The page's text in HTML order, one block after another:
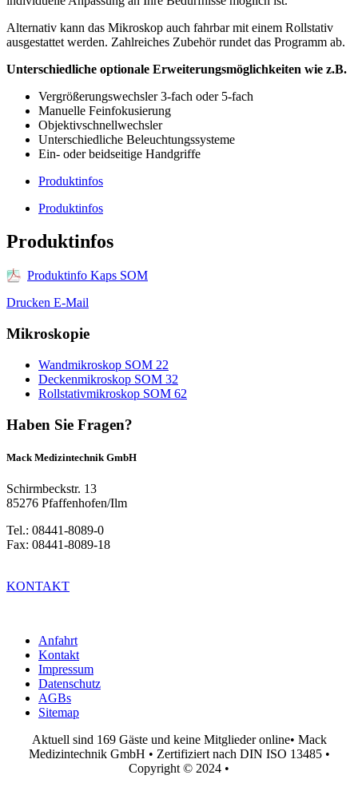
Alternativ kann das Mikroskop auch fahrbar mit einem Rollstativ
ausgestattet werden. Zahlreiches Zubehör rundet das Programm ab.
Unterschiedliche optionale Erweiterungsmöglichkeiten wie z.B.
Vergrößerungswechsler 3-fach oder 5-fach
Manuelle Feinfokusierung
Objektivschnellwechsler
Unterschiedliche Beleuchtungssysteme
Ein- oder beidseitige Handgriffe
Produktinfos
Produktinfos
Produktinfos
Produktinfo Kaps SOM
Drucken E-Mail
Mikroskopie
Wandmikroskop SOM 22
Deckenmikroskop SOM 32
Rollstativmikroskop SOM 62
Haben Sie Fragen?
Mack Medizintechnik GmbH
Schirmbeckstr. 13
85276 Pfaffenhofen/Ilm
Tel.: 08441-8089-0
Fax: 08441-8089-18
KONTAKT
Anfahrt
Kontakt
Impressum
Datenschutz
AGBs
Sitemap
Aktuell sind 169 Gäste und keine Mitglieder online• Mack
Medizintechnik GmbH • Zertifiziert nach DIN ISO 13485 •
Copyright © 2024 •